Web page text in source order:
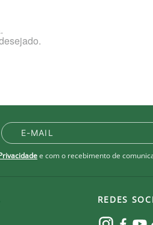
e com o recebimento de
REDES